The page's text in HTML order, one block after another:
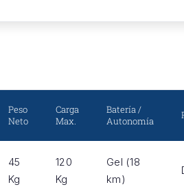
Peso
Neto
Carga
Max.
Batería /
Autonomía
45
Kg
120
Kg
Gel (18
km)